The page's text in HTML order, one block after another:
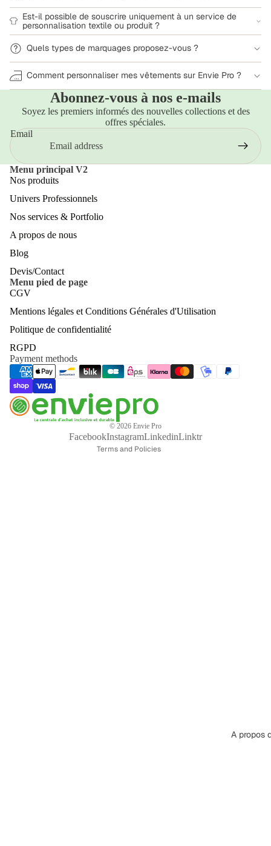
A propos
Est-il possible de souscrire uniquement à un service de
personnalisation textile ou produit ?
Quels types de marquages proposez-vous ?
Comment personnaliser mes vêtements sur Envie Pro ?
Abonnez-vous à nos e-mails
Soyez les premiers informés des nouvelles collections et des
offres spéciales.
Email
Menu principal V2
Nos produits
Univers Professionnels
Nos services & Portfolio
A propos de nous
Blog
Devis/Contact
Menu pied de page
CGV
Mentions légales et Conditions Générales d'Utilisation
Politique de confidentialité
RGPD
Payment methods
© 2026 Envie Pro
FacebookInstagramLinkedinLinktr
Terms and Policies
Privacy policy
Legal notice
Terms of service
Contact information